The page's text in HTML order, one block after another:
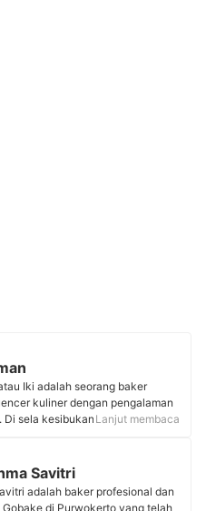
Iki adalah seorang baker
kuliner dengan pengalaman
Di sela kesibukannya, Iki kerap
maupun daring. Dengan keahlian
kue yang menggugah selera
Iki kerap membagikan
dan teknik membuat kue yang
Lanjut membaca
Savitri
adalah baker profesional dan
di Purwokerto yang telah